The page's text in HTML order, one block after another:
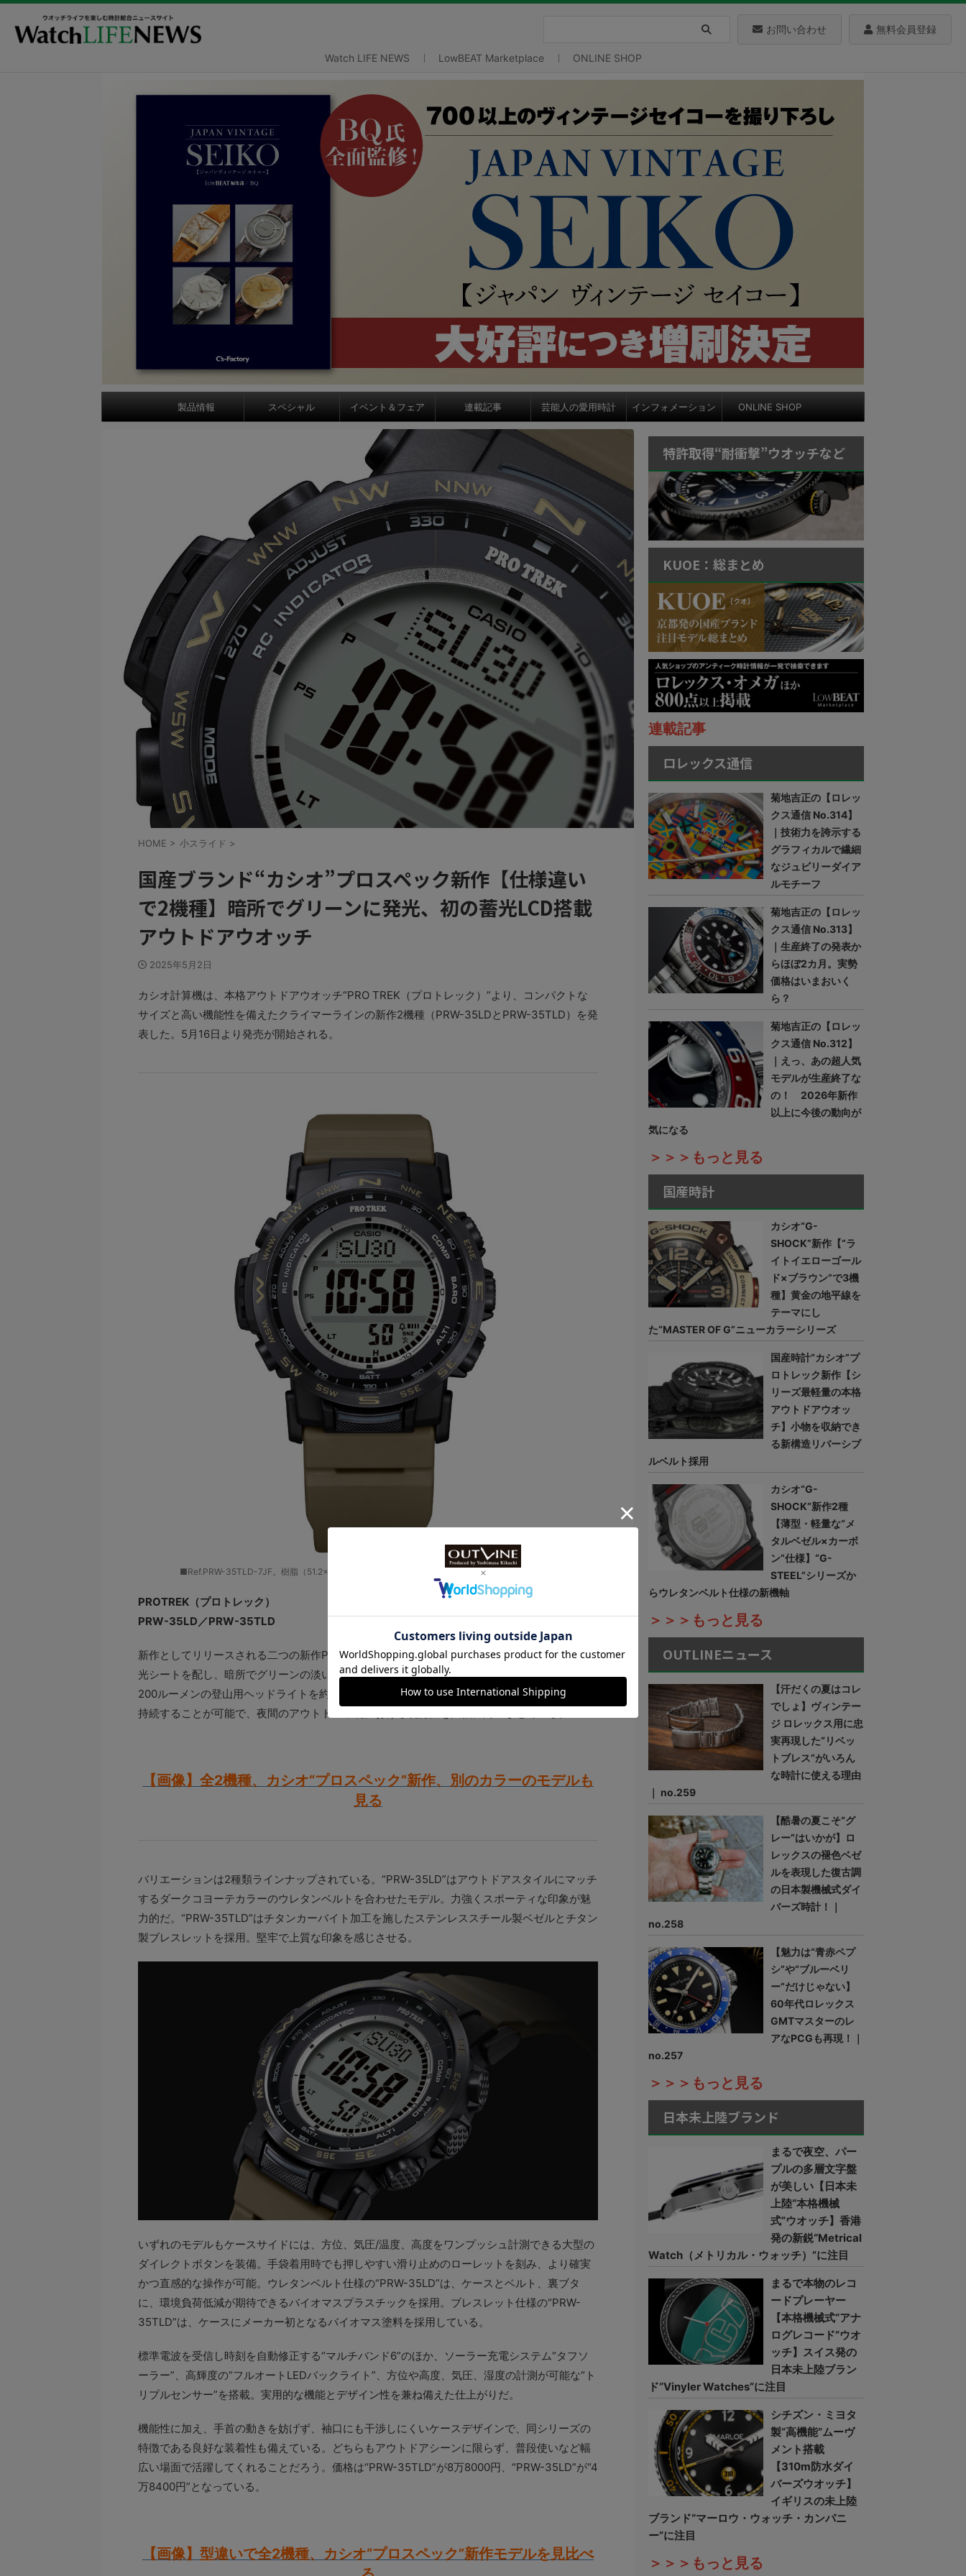
お問い合わせ 無料会員登録
Watch LIFE NEWS LowBEAT Marketplace ONLINE SHOP
製品情報 スペシャル イベント＆フェア 連載記事 芸能人の愛用時計 インフォメーション ONLINE SHOP
HOME > 小スライド >
国産ブランド“カシオ”プロスペック新作【仕様違い
で2機種】暗所でグリーンに発光、初の蓄光LCD搭載
アウトドアウオッチ
2025年5月2日
カシオ計算機は、本格アウトドアウオッチ“PRO TREK（プロトレック）”より、コンパクトな
サイズと高い機能性を備えたクライマーラインの新作2機種（PRW-35LDとPRW-35TLD）を発
表した。5月16日より発売が開始される。
■Ref.PRW-35TLD-7JF。樹脂（51.2×44.6㎜サイズ）。タフソーラー。10気圧防水。8万8000円
PROTREK（プロトレック）
PRW-35LD／PRW-35TLD
新作としてリリースされる二つの新作PRW-35LDとPRW-35TLDは 、デジタル表示の下面に蓄
光シートを配し、暗所でグリーンの淡い光を放つ蓄光LCDを搭載したアウトドアウオッチだ。
200ルーメンの登山用ヘッドライトを約5cmの距離から約1分照射すると、最大約1時間発光を
持続することが可能で、夜間のアウトドア環境における視認性を大幅に向上させている。
【画像】全2機種、カシオ“プロスペック”新作、別のカラーのモデルも
見る
バリエーションは2種類ラインナップされている。“PRW-35LD”はアウトドアスタイルにマッチ
するダークコヨーテカラーのウレタンベルトを合わせたモデル。力強くスポーティな印象が魅
力的だ。“PRW-35TLD”はチタンカーバイト加工を施したステンレススチール製ベゼルとチタン
製ブレスレットを採用。堅牢で上質な印象を感じさせる。
いずれのモデルもケースサイドには、方位、気圧/温度、高度をワンプッシュ計測できる大型の
ダイレクトボタンを装備。手袋着用時でも押しやすい滑り止めのローレットを刻み、より確実
かつ直感的な操作が可能。ウレタンベルト仕様の“PRW-35LD”は、ケースとベルト、裏ブタ
に、環境負荷低減が期待できるバイオマスプラスチックを採用。ブレスレット仕様の“PRW-
35TLD”は、ケースにメーカー初となるバイオマス塗料を採用している。
標準電波を受信し時刻を自動修正する“マルチバンド6”のほか、ソーラー充電システム“タフソ
ーラー”、高輝度の“フルオートLEDバックライト”、方位や高度、気圧、湿度の計測が可能な“ト
リプルセンサー”を搭載。実用的な機能とデザイン性を兼ね備えた仕上がりだ。
機能性に加え、手首の動きを妨げず、袖口にも干渉しにくいケースデザインで、同シリーズの
特徴である良好な装着性も備えている。どちらもアウトドアシーンに限らず、普段使いなど幅
広い場面で活躍してくれることだろう。価格は“PRW-35TLD”が8万8000円、“PRW-35LD”が“4
万8400円”となっている。
【画像】型違いで全2機種、カシオ“プロスペック”新作モデルを見比べ
特許取得“耐衝撃”ウオッチなど
KUOE：総まとめ
連載記事
ロレックス通信
菊地吉正の【ロレッ
クス通信 No.314】
｜技術力を誇示する
グラフィカルで繊細
なジュビリーダイア
ルモチーフ
菊地吉正の【ロレッ
クス通信 No.313】
｜生産終了の発表か
らほぼ2カ月。実勢
価格はいまおいく
ら？
菊地吉正の【ロレッ
クス通信 No.312】
｜えっ、あの超人気
モデルが生産終了な
の！ 2026年新作
以上に今後の動向が
気になる
＞＞＞もっと見る
国産時計
カシオ“G-
SHOCK”新作【“ラ
イトイエローゴール
ド×ブラウン”で3機
種】黄金の地平線を
テーマにし
た“MASTER OF G”ニューカラーシリーズ
国産時計“カシオ”プ
ロトレック新作【シ
リーズ最軽量の本格
アウトドアウオッ
チ】小物を収納でき
る新構造リバーシブ
ルベルト採用
カシオ“G-
SHOCK”新作2種
【薄型・軽量な“メ
タルベゼル×カーボ
ン”仕様】“G-
STEEL”シリーズか
らウレタンベルト仕様の新機軸
＞＞＞もっと見る
OUTLINEニュース
【汗だくの夏はコレ
でしょ】ヴィンテー
ジ ロレックス用に忠
実再現した“リベッ
トブレス”がいろん
な時計に使える理由
｜ no.259
【酷暑の夏こそ“グ
レー”はいかが】ロ
レックスの褪色ベゼ
ルを表現した復古調
の日本製機械式ダイ
バーズ時計！｜
no.258
【魅力は“青赤ペプ
シ”や“ブルーベリ
ー”だけじゃない】
60年代ロレックス
GMTマスターのレ
アなPCGも再現！｜
no.257
＞＞＞もっと見る
日本未上陸ブランド
まるで夜空、パー
プルの多層文字盤
が美しい【日本未
上陸“本格機械
式”ウオッチ】香港
発の新鋭“Metrical
Watch（メトリカル・ウォッチ）”に注目
まるで本物のレコ
ードプレーヤー
【本格機械式“アナ
ログレコード”ウオ
ッチ】スイス発の
日本未上陸ブラン
ド“Vinyler Watches”に注目
シチズン・ミヨタ
製“高機能”ムーヴ
メント搭載
【310m防水ダイ
バーズウオッチ】
イギリスの未上陸
ブランド“マーロウ・ウォッチ・カンパニ
ー”に注目
＞＞＞もっと見る